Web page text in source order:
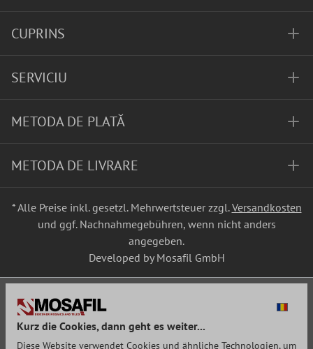
CUPRINS
SERVICIU
METODA DE PLATĂ
METODA DE LIVRARE
* Alle Preise inkl. gesetzl. Mehrwertsteuer zzgl.Versandkosten
und ggf. Nachnahmegebühren, wenn nicht anders
angegeben.
Developed by Mosafil GmbH
Kurz die Cookies, dann geht es weiter...
Diese Website verwendet Cookies und ähnliche Technologien, um